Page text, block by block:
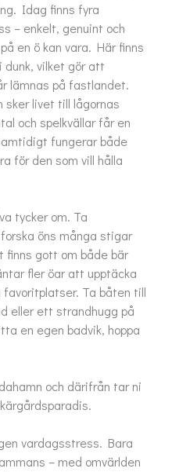
Idag finns fyra
– enkelt, genuint och
en ö kan vara. Här finns
vilket gör att
lämnas på fastlandet.
sker livet till lågornas
och spelkvällar får en
fungerar både
för den som vill hålla
tycker om. Ta
öns många stigar
finns gott om både bär
fler öar att upptäcka
favoritplatser. Ta båten till
eller ett strandhugg på
en egen badvik, hoppa
och därifrån tar ni
vardagsstress. Bara
– med omvärlden